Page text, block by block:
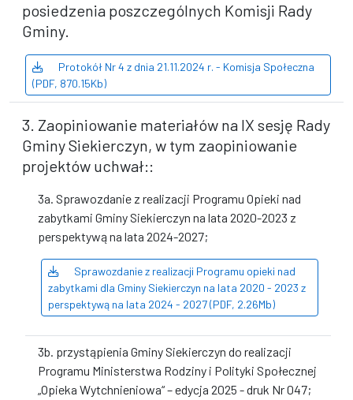
posiedzenia poszczególnych Komisji Rady
Gminy.
Protokół Nr 4 z dnia 21.11.2024 r. - Komisja Społeczna
(PDF, 870.15Kb)
3. Zaopiniowanie materiałów na IX sesję Rady
Gminy Siekierczyn, w tym zaopiniowanie
projektów uchwał::
3a. Sprawozdanie z realizacji Programu Opieki nad
zabytkami Gminy Siekierczyn na lata 2020-2023 z
perspektywą na lata 2024-2027;
Sprawozdanie z realizacji Programu opieki nad
zabytkami dla Gminy Siekierczyn na lata 2020 - 2023 z
perspektywą na lata 2024 - 2027 (PDF, 2.26Mb)
3b. przystąpienia Gminy Siekierczyn do realizacji
Programu Ministerstwa Rodziny i Polityki Społecznej
„Opieka Wytchnieniowa“ – edycja 2025 - druk Nr 047;